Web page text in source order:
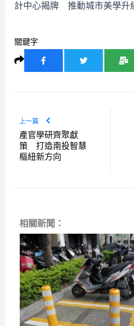
計中心揭牌 推動城市美學升
關鍵字
上一篇
產官學研齊聚獻
策 打造南投智慧
樞紐新方向
相關新聞：